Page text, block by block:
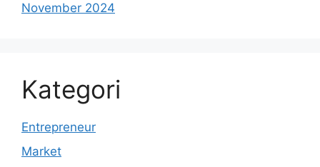
November 2024
Kategori
Entrepreneur
Market